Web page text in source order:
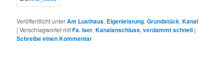
Veröffentlicht unterAm Lusthaus, Eigenleistung,Grundstück,Kanal
|Verschlagwortet mitFa. Iser,Kanalanschluss,verdammt schnell |
Schreibe einen Kommentar